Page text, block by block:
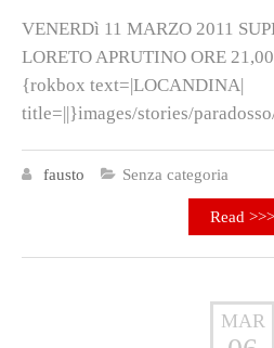
VENERDì 11 MARZO 2011
LORETO APRUTINO ORE
{rokbox text=|LOCANDINA|
title=||}images/stories/
fausto Senza categoria
Read >>>
MAR